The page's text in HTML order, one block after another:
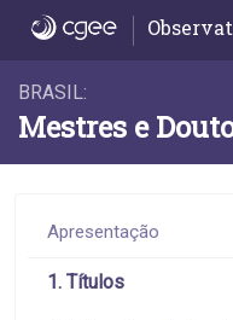
1.3 Títulos como
BRASIL:
Mestres e
Apresentação
1. Títulos